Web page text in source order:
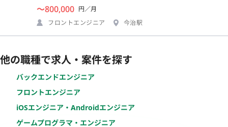
〜800,000 円／月
フロントエンジニア
今治駅
他の職種で求人・案件を探す
バックエンドエンジニア
フロントエンジニア
iOSエンジニア・Androidエンジニア
ゲームプログラマ・エンジニア